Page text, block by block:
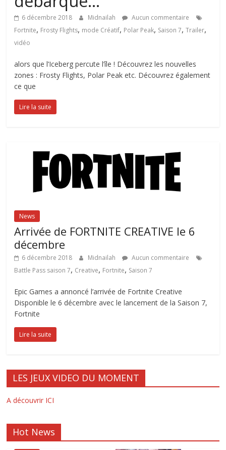
6 décembre 2018 Midnailah
Aucun commentaire
Fortnite, Frosty Flights, mode Créatif, Polar Peak, Saison 7,Trailer,
vidéo
alors que l’Iceberg percute l’île ! Découvrez les nouvelles
zones : Frosty Flights, Polar Peak etc. Découvrez également
ce que
Lire la suite
News
Arrivée de FORTNITE CREATIVE le 6
décembre
6 décembre 2018 Midnailah
Aucun commentaire
Battle Pass saison 7, Creative, Fortnite, Saison 7
Epic Games a annoncé l’arrivée de Fortnite Creative
Disponible le 6 décembre avec le lancement de la Saison 7,
Fortnite
Lire la suite
LES JEUX VIDEO DU MOMENT
A découvrir ICI
Hot News